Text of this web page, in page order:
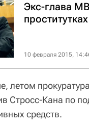
Экс-глава
10 февраля 2015,
летом
Стросс-Кана по
средств.